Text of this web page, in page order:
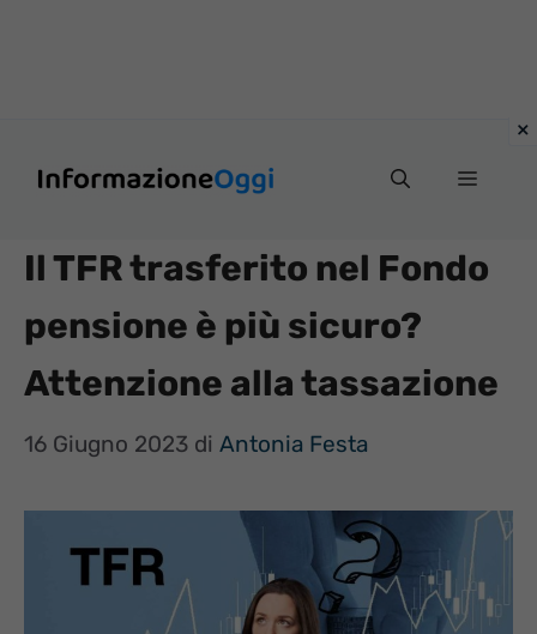
Menu
Il TFR trasferito nel Fondo
pensione è più sicuro?
Attenzione alla tassazione
16 Giugno 2023 di Antonia Festa